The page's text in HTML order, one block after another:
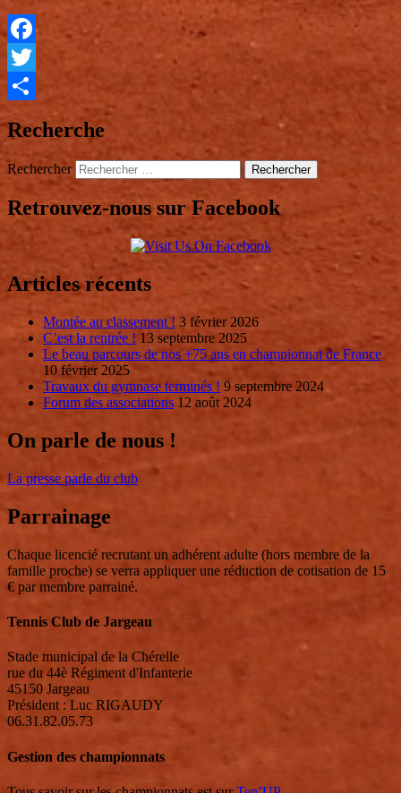
Facebook
Twitter
Partager
Recherche
Rechercher
Retrouvez-nous sur Facebook
Articles récents
Montée au classement ! 3 février 2026
C’est la rentrée ! 13 septembre 2025
Le beau parcours de nos +75 ans en championnat de France
10 février 2025
Travaux du gymnase terminés ! 9 septembre 2024
Forum des associations 12 août 2024
On parle de nous !
La presse parle du club
Parrainage
Chaque licencié recrutant un adhérent adulte (hors membre de la
famille proche) se verra appliquer une réduction de cotisation de 15
€ par membre parrainé.
Tennis Club de Jargeau
Stade municipal de la Chérelle
rue du 44è Régiment d'Infanterie
45150 Jargeau
Président : Luc RIGAUDY
06.31.82.05.73
Gestion des championnats